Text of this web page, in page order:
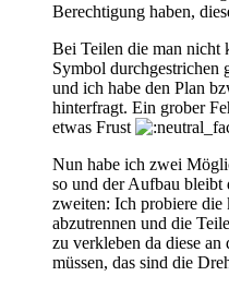
Berechtigung haben,
Bei Teilen die man nicht
Symbol durchgestrichen
und ich habe den Plan
hinterfragt. Ein grober
etwas Frust
Nun habe ich zwei
so und der Aufbau bleibt
zweiten: Ich probiere
abzutrennen und die
zu verkleben da diese
müssen, das sind die